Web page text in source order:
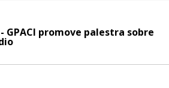
promove palestra sobre